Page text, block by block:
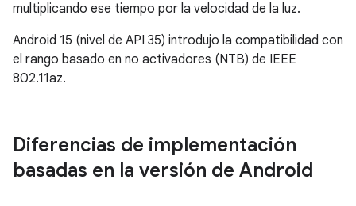
multiplicando ese tiempo por la velocidad de la luz.
Android 15 (nivel de API 35) introdujo la compatibilidad con
el rango basado en no activadores (NTB) de IEEE
802.11az.
Diferencias de implementación
basadas en la versión de Android